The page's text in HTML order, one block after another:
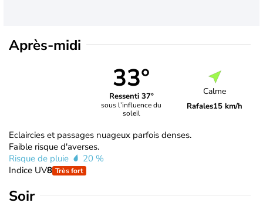
Après-midi
33°
Ressenti 37°
sous l’influence du
soleil
Calme
Rafales15 km/h
Eclaircies et passages nuageux parfois denses.
Faible risque d'averses.
Risque de pluie
20 %
Indice UV8 Très fort
Soir